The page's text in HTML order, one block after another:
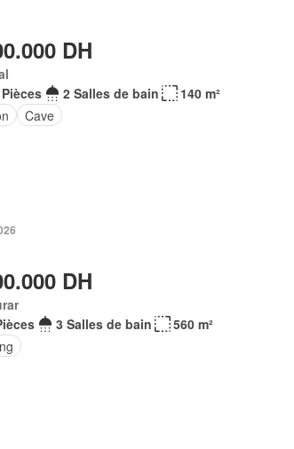
DH
2 Salles de bain
140 m²
Cave
DH
3 Salles de bain
560 m²